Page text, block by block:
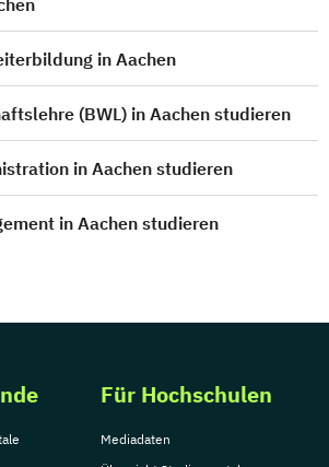
in Aachen
(BWL) in Aachen studieren
in Aachen studieren
in Aachen studieren
Für Hochschulen
Mediadaten